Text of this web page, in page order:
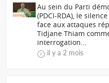
Au sein du Parti
(PDCI-RDA), le
face aux attaques
Tidjane Thiam
interrogation...
il y a 2 mois